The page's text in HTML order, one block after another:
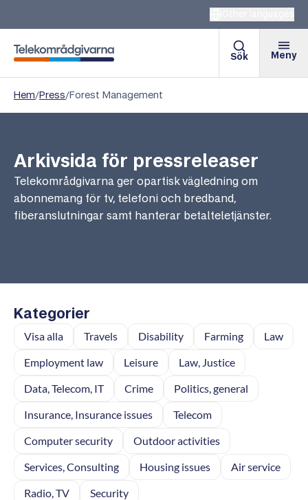
Telekområdgivarna
Sök Meny
Hem/Press/Forest Management
Arkivsida för pressreleaser
Telekområdgivarna ger opartisk vägledning om
abonnemang för tv, telefoni och bredband,
fiberanslutningar samt hanterar betalteletjänster.
Kategorier
Visa alla Travels Disability Farming
Law
Employment law
Leisure
Law, Justice
Data, Telecom, IT
Crime
Politics, general
Insurance, Insurance issues
Telecom
Computer security
Outdoor activities
Services, Consulting
Housing issues
Air service
Radio, TV
Security